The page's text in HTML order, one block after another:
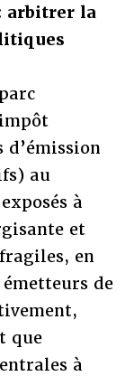
arbitrer la
au
à
et
en
de
que
à